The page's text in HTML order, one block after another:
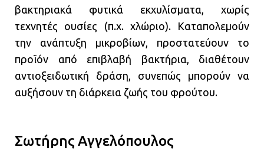
βακτηριακά φυτικά εκχυλίσματα, χωρίς
τεχνητές ουσίες (π.χ. χλώριο). Καταπολεμούν
την ανάπτυξη μικροβίων, προστατεύουν το
προϊόν από επιβλαβή βακτήρια, διαθέτουν
αντιοξειδωτική δράση, συνεπώς μπορούν να
αυξήσουν τη διάρκεια ζωής του φρούτου.
Σωτήρης Αγγελόπουλος